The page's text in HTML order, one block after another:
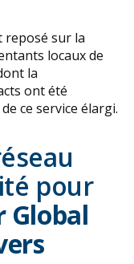
reposé sur la
locaux de
la
ont été
ce service élargi.
pour
Global